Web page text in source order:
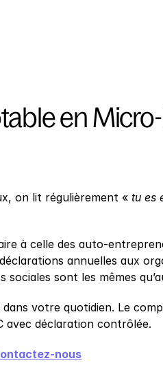
en
on lit régulièrement « tu es
à celle des auto-
annuelles aux
sont les mêmes
votre quotidien. Le
avec déclaration contrôlée.
nous